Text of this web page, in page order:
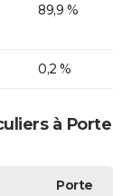
89,9 %
0,2 %
à Porte
Porte